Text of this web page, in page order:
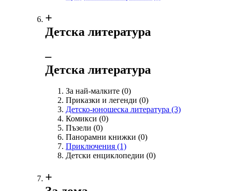
+
Детска литература
‒
Детска литература
За най-малките (0)
Приказки и легенди (0)
Детско-юношеска литература (3)
Комикси (0)
Пъзели (0)
Панорамни книжки (0)
Приключения (1)
Детски енциклопедии (0)
+